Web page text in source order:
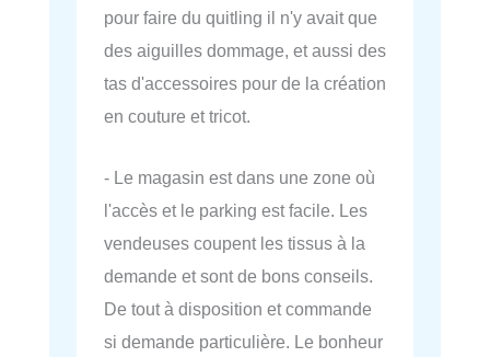
pour faire du quitling il n'y avait que
des aiguilles dommage, et aussi des
tas d'accessoires pour de la création
en couture et tricot.
- Le magasin est dans une zone où
l'accès et le parking est facile. Les
vendeuses coupent les tissus à la
demande et sont de bons conseils.
De tout à disposition et commande
si demande particulière. Le bonheur